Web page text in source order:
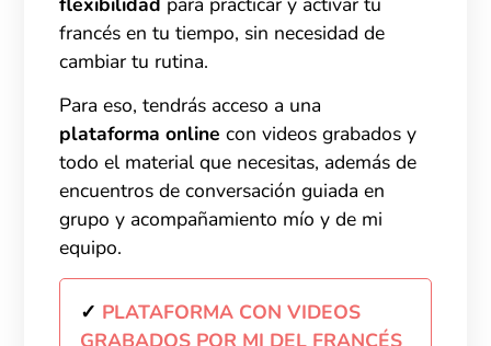
francés en tu tiempo, sin necesidad de
cambiar tu rutina.
Para eso, tendrás acceso a una
plataforma online con videos grabados y
todo el material que necesitas, además de
encuentros de conversación guiada en
grupo y acompañamiento mío y de mi
equipo.
✓ PLATAFORMA CON VIDEOS
GRABADOS POR MI DEL FRANCÉS